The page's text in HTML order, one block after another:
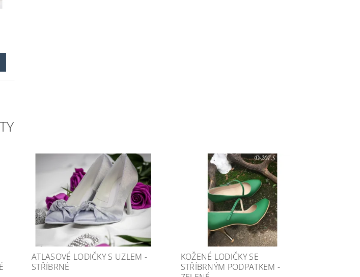
ATLASOVÉ LODIČKY S UZLEM -
STŘÍBRNÉ
KOŽENÉ LODIČKY SE
STŘÍBRNÝM PODPATKEM -